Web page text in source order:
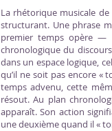
La rhétorique musicale
structurant. Une phrase
premier temps opère —
chronologique du
dans un espace logique,
qu’il ne soit pas encore «
temps advenu, cette
résout. Au plan
apparaît. Son action
une deuxième quand il «